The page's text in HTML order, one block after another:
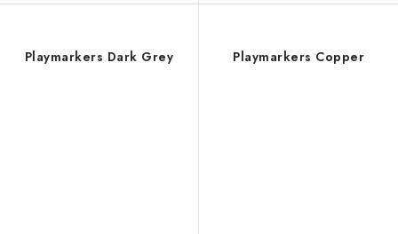
Playmarkers Dark Grey Playmarkers Copper